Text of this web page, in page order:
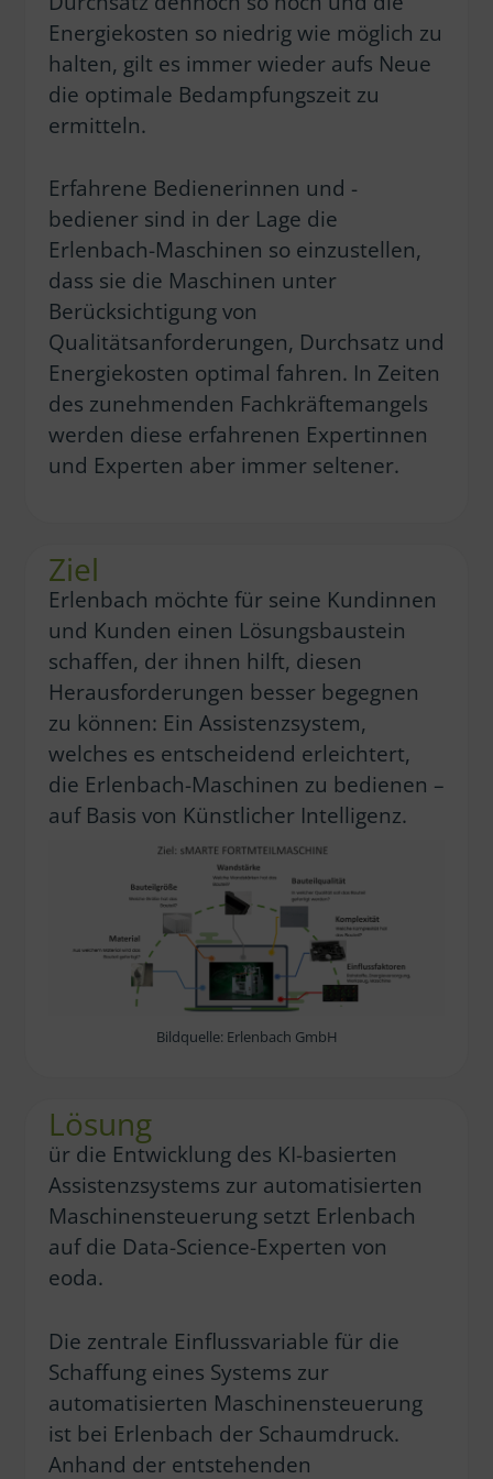
Energiekosten so niedrig wie möglich zu
halten, gilt es immer wieder aufs Neue
die optimale Bedampfungszeit zu
ermitteln.
Erfahrene Bedienerinnen und -
bediener sind in der Lage die
Erlenbach-Maschinen so einzustellen,
dass sie die Maschinen unter
Berücksichtigung von
Qualitätsanforderungen, Durchsatz und
Energiekosten optimal fahren. In Zeiten
des zunehmenden Fachkräftemangels
werden diese erfahrenen Expertinnen
und Experten aber immer seltener.
Ziel
Erlenbach möchte für seine Kundinnen
und Kunden einen Lösungsbaustein
schaffen, der ihnen hilft, diesen
Herausforderungen besser begegnen
zu können: Ein Assistenzsystem,
welches es entscheidend erleichtert,
die Erlenbach-Maschinen zu bedienen –
auf Basis von Künstlicher Intelligenz.
Bildquelle: Erlenbach GmbH
Lösung
ür die Entwicklung des KI-basierten
Assistenzsystems zur automatisierten
Maschinensteuerung setzt Erlenbach
auf die Data-Science-Experten von
eoda.
Die zentrale Einflussvariable für die
Schaffung eines Systems zur
automatisierten Maschinensteuerung
ist bei Erlenbach der Schaumdruck.
Anhand der entstehenden